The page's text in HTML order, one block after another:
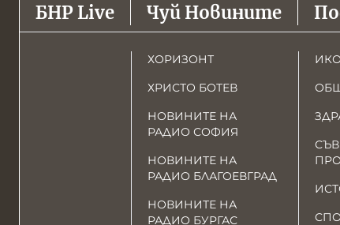
БНР Live Чуй Новините
ХОРИЗОНТ
ХРИСТО БОТЕВ
НОВИНИТЕ НА
РАДИО СОФИЯ
НОВИНИТЕ НА
РАДИО БЛАГОЕВГРАД
НОВИНИТЕ НА
РАДИО БУРГАС